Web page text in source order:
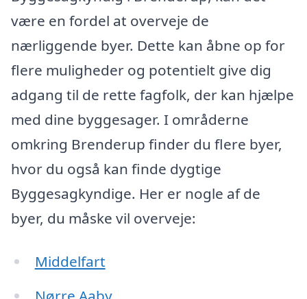
være en fordel at overveje de
nærliggende byer. Dette kan åbne op for
flere muligheder og potentielt give dig
adgang til de rette fagfolk, der kan hjælpe
med dine byggesager. I områderne
omkring Brenderup finder du flere byer,
hvor du også kan finde dygtige
Byggesagkyndige. Her er nogle af de
byer, du måske vil overveje:
Middelfart